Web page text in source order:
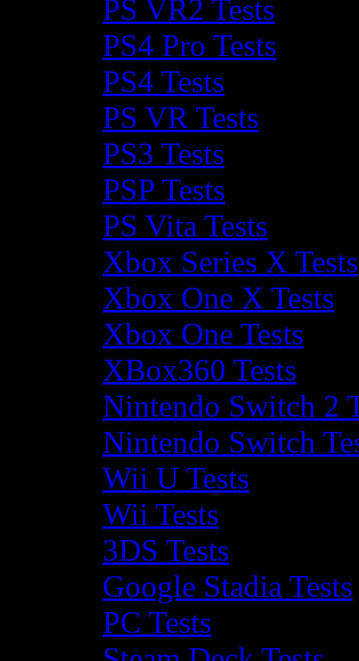
PS VR2 Tests
PS4 Pro Tests
PS4 Tests
PS VR Tests
PS3 Tests
PSP Tests
PS Vita Tests
Xbox Series X Tests
Xbox One X Tests
Xbox One Tests
XBox360 Tests
Nintendo Switch 2
Nintendo Switch
Wii U Tests
Wii Tests
3DS Tests
Google Stadia Tests
PC Tests